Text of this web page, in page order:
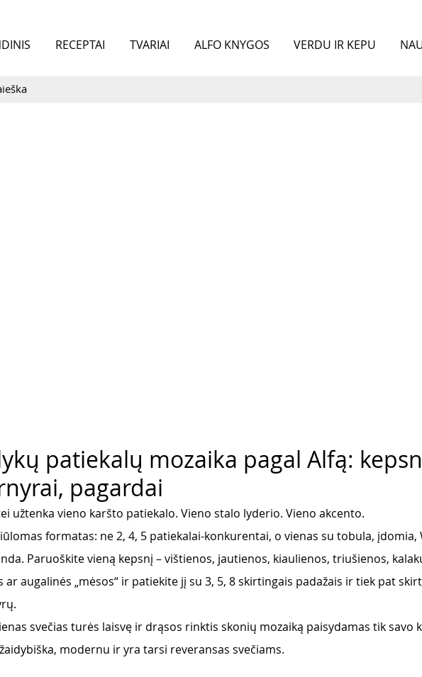
RECEPTAI TVARIAI ALFO KNYGOS VERDU IR KEPU
patiekalų mozaika pagal Alfą:
pagardai
užtenka vieno karšto patiekalo. Vieno stalo lyderio. Vieno akcento.
formatas: ne 2, 4, 5 patiekalai-konkurentai, o vienas su tobula, įdomia,
Paruoškite vieną kepsnį – vištienos, jautienos, kiaulienos, triušienos,
ar augalinės „mėsos“ ir patiekite jį su 3, 5, 8 skirtingais padažais ir tiek pat
svečias turės laisvę ir drąsos rinktis skonių mozaiką paisydamas tik savo
modernu ir yra tarsi reveransas svečiams.